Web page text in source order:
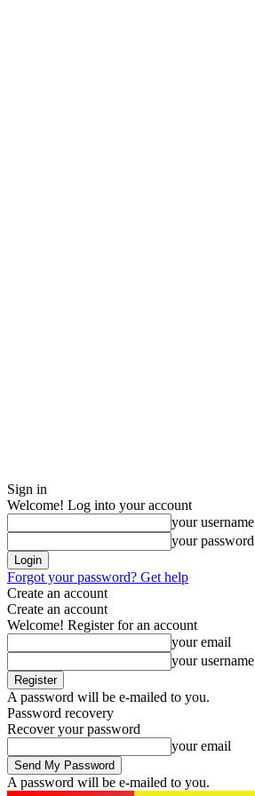
Sign in
Welcome! Log into your account
your username
your password
Forgot your password? Get help
Create an account
Create an account
Welcome! Register for an account
your email
your username
A password will be e-mailed to you.
Password recovery
Recover your password
your email
A password will be e-mailed to you.